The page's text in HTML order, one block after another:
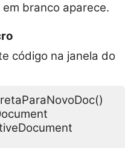
branco aparece.
código na janela do